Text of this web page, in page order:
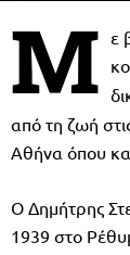
Μ ε
από τη ζωή
Αθήνα όπου
Ο Δημήτρης
1939 στο